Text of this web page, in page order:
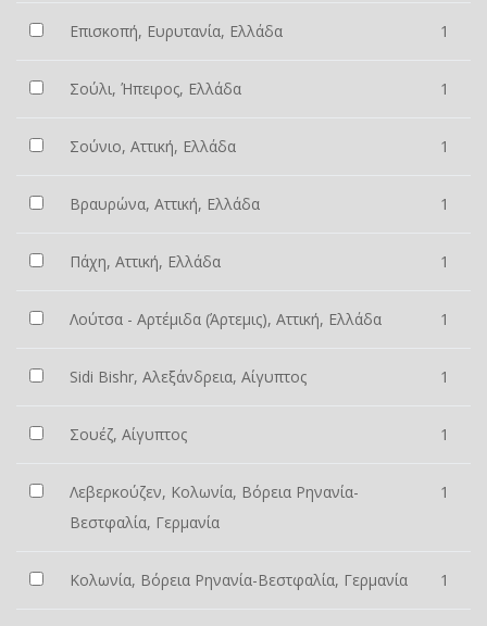
Επισκοπή, Ευρυτανία, Ελλάδα 1
Σούλι, Ήπειρος, Ελλάδα 1
Σούνιο, Αττική, Ελλάδα 1
Βραυρώνα, Αττική, Ελλάδα 1
Πάχη, Αττική, Ελλάδα 1
Λούτσα - Αρτέμιδα (Άρτεμις), Αττική, Ελλάδα 1
Sidi Bishr, Αλεξάνδρεια, Αίγυπτος 1
Σουέζ, Αίγυπτος 1
Λεβερκούζεν, Κολωνία, Βόρεια Ρηνανία-
Βεστφαλία, Γερμανία
1
Κολωνία, Βόρεια Ρηνανία-Βεστφαλία, Γερμανία 1